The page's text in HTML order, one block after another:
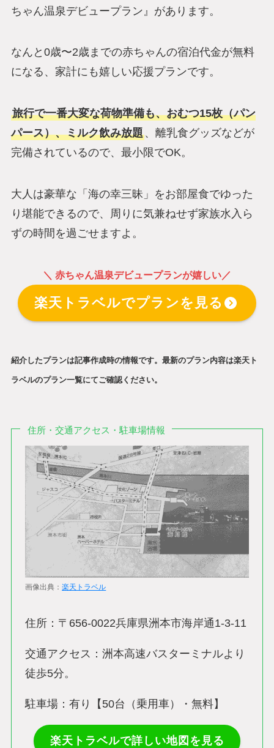
ちゃん温泉デビュープラン』があります。
なんと0歳〜2歳までの赤ちゃんの宿泊代金が無料
になる、家計にも嬉しい応援プランです。
旅行で一番大変な荷物準備も、おむつ15枚（パン
パース）、ミルク飲み放題、離乳食グッズなどが
完備されているので、最小限でOK。
大人は豪華な「海の幸三昧」をお部屋食でゆった
り堪能できるので、周りに気兼ねせず家族水入ら
ずの時間を過ごせますよ。
＼ 赤ちゃん温泉デビュープランが嬉しい／
楽天トラベルでプランを見る
紹介したプランは記事作成時の情報です。最新のプラン内容は楽天ト
ラベルのプラン一覧にてご確認ください。
住所・交通アクセス・駐車場情報
画像出典：楽天トラベル
住所：〒656-0022兵庫県洲本市海岸通1-3-11
交通アクセス：洲本高速バスターミナルより
徒歩5分。
駐車場：有り【50台（乗用車）・無料】
楽天トラベルで詳しい地図を見る